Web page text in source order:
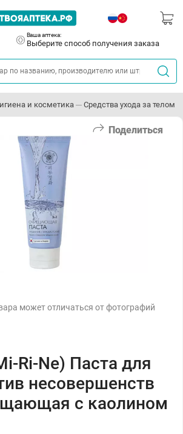
Ваша аптека:
Выберите способ получения заказа
и косметика Средства ухода за телом
Поделиться
может отличаться от фотографий
Ri-Ne) Паста для
несовершенств
с каолином